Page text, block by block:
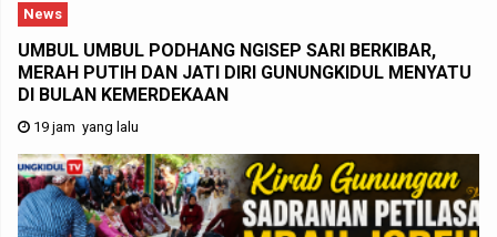
News
UMBUL UMBUL PODHANG NGISEP SARI BERKIBAR,
MERAH PUTIH DAN JATI DIRI GUNUNGKIDUL MENYATU
DI BULAN KEMERDEKAAN
19 jam yang lalu